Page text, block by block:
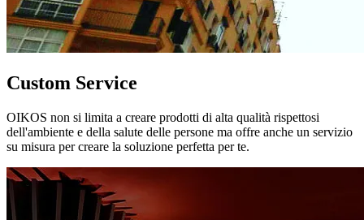
Custom Service
OIKOS non si limita a creare prodotti di alta qualità rispettosi
dell'ambiente e della salute delle persone ma offre anche un servizio
su misura per creare la soluzione perfetta per te.